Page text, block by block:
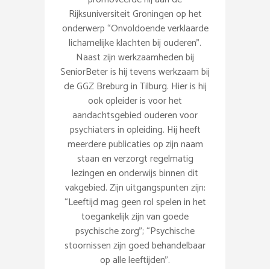
Rijksuniversiteit Groningen op het
onderwerp “Onvoldoende verklaarde
lichamelijke klachten bij ouderen”.
Naast zijn werkzaamheden bij
SeniorBeter is hij tevens werkzaam bij
de GGZ Breburg in Tilburg. Hier is hij
ook opleider is voor het
aandachtsgebied ouderen voor
psychiaters in opleiding. Hij heeft
meerdere publicaties op zijn naam
staan en verzorgt regelmatig
lezingen en onderwijs binnen dit
vakgebied. Zijn uitgangspunten zijn:
“Leeftijd mag geen rol spelen in het
toegankelijk zijn van goede
psychische zorg”; “Psychische
stoornissen zijn goed behandelbaar
op alle leeftijden”.